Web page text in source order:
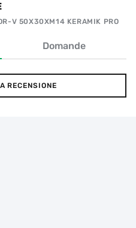
V 50X30XM14 KERAMIK PRO
Domande
RECENSIONE